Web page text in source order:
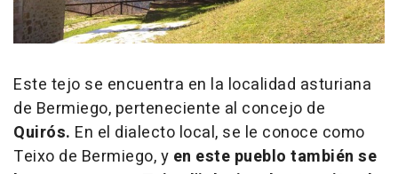
Este tejo se encuentra en la localidad asturiana
de Bermiego, perteneciente al concejo de
Quirós. En el dialecto local, se le conoce como
Teixo de Bermiego, y en este pueblo también se